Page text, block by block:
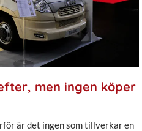
men ingen köper
är det ingen som tillverkar en